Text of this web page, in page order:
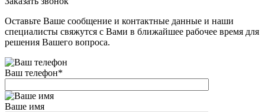
Оставьте Ваше сообщение и контактные данные и наши
специалисты свяжутся с Вами в ближайшее рабочее время для
решения Вашего вопроса.
Ваш телефон*
Ваше имя